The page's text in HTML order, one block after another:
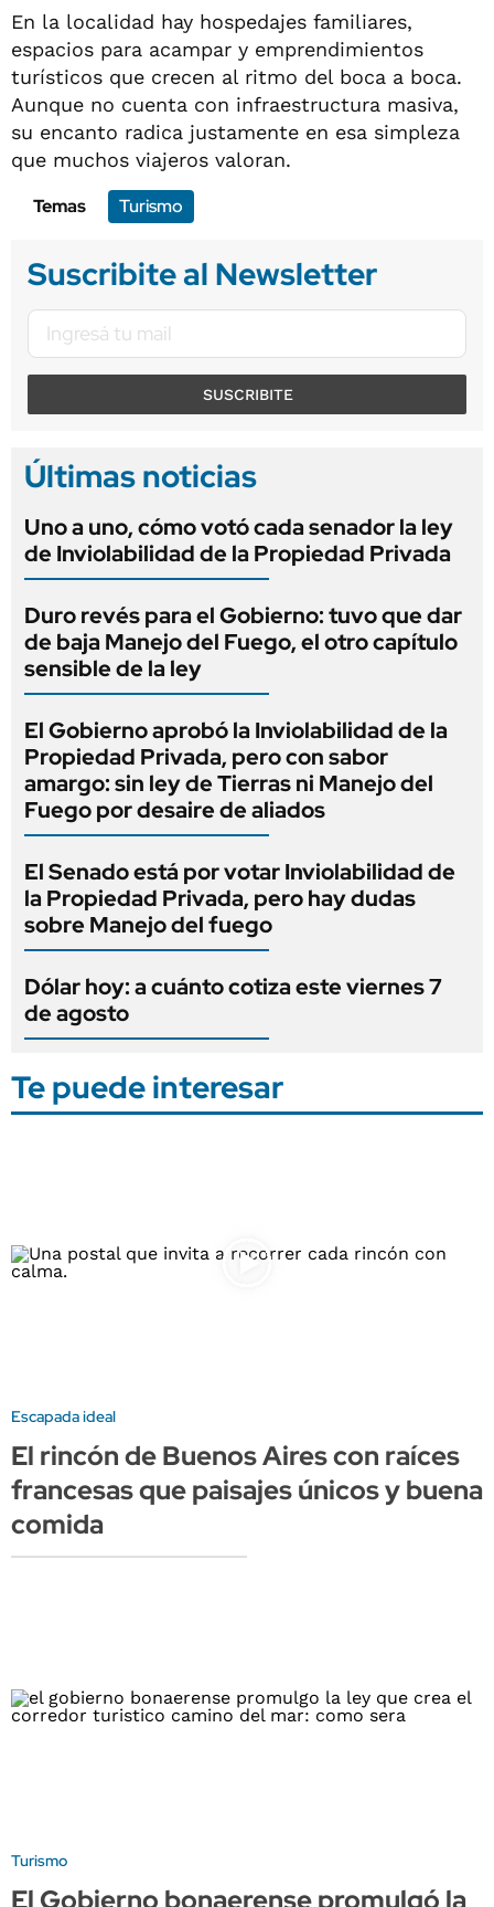
En la localidad hay hospedajes familiares,
espacios para acampar y emprendimientos
turísticos que crecen al ritmo del boca a boca.
Aunque no cuenta con infraestructura masiva,
su encanto radica justamente en esa simpleza
que muchos viajeros valoran.
Temas
Turismo
Suscribite al Newsletter
SUSCRIBITE
Últimas noticias
Uno a uno, cómo votó cada senador la ley
de Inviolabilidad de la Propiedad Privada
Duro revés para el Gobierno: tuvo que dar
de baja Manejo del Fuego, el otro capítulo
sensible de la ley
El Gobierno aprobó la Inviolabilidad de la
Propiedad Privada, pero con sabor
amargo: sin ley de Tierras ni Manejo del
Fuego por desaire de aliados
El Senado está por votar Inviolabilidad de
la Propiedad Privada, pero hay dudas
sobre Manejo del fuego
Dólar hoy: a cuánto cotiza este viernes 7
de agosto
Te puede interesar
Escapada ideal
El rincón de Buenos Aires con raíces
francesas que paisajes únicos y buena
comida
Turismo
El Gobierno bonaerense promulgó la